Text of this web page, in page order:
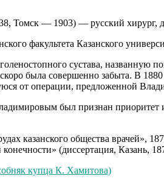
Томск — 1903) — русский хирург,
факультета Казанского
сустава, названную
была совершенно забыта. В
от операции, предложенной
был признан
казанского общества
(диссертация, Казань,
купца К. Хамитова)